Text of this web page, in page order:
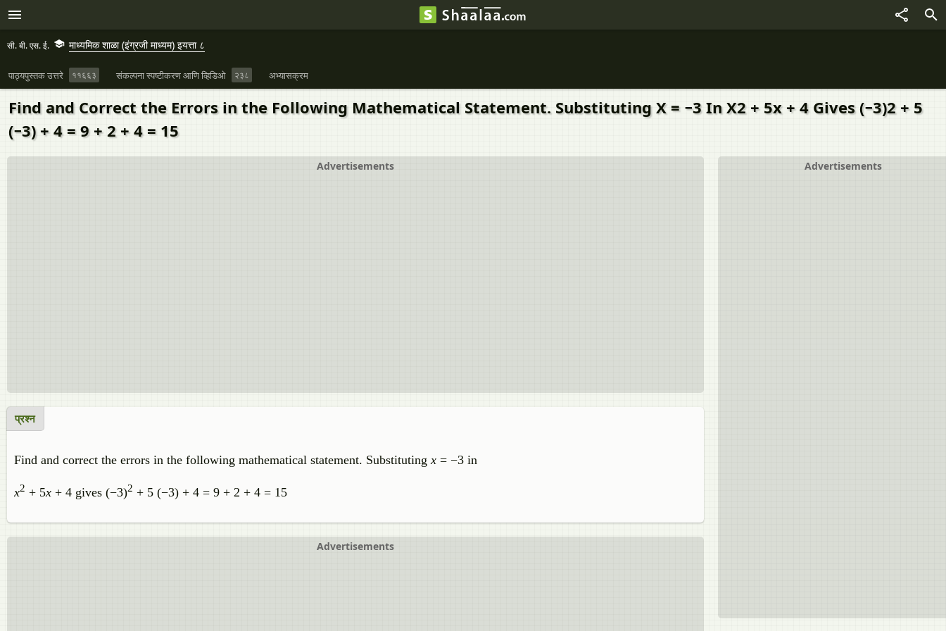
सी. बी. एस. ई. माध्यमिक शाळा (इंग्रजी माध्यम) इयत्ता ८
पाठ्यपुस्तक उत्तरे ११६६३ संकल्पना स्पष्टीकरण आणि व्हिडिओ २३८ अभ्यासक्रम
Find and Correct the Errors in the Following Mathematical Statement. Substituting X = −3 In X2 + 5x + 4 Gives (−3)2 + 5
(−3) + 4 = 9 + 2 + 4 = 15
Advertisements
Advertisements
प्रश्न
Find and correct the errors in the following mathematical statement. Substitutingx = −3 in
x2 + 5x + 4 gives (−3)2 + 5 (−3) + 4 = 9 + 2 + 4 = 15
Advertisements